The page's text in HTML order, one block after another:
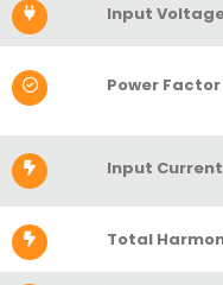
Input
Power Factor
Input Current
Total